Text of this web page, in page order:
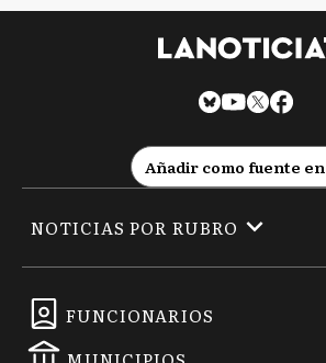
Añadir como fuente en
FUNCIONARIOS
NOTICIAS POR RUBRO